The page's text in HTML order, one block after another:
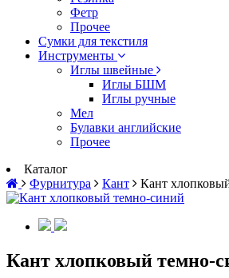
Фетр
Прочее
Сумки для текстиля
Инструменты
Иглы швейные
Иглы БШМ
Иглы ручные
Мел
Булавки английские
Прочее
Каталог
Фурнитура
Кант Кант
Кант хлопковый темно-